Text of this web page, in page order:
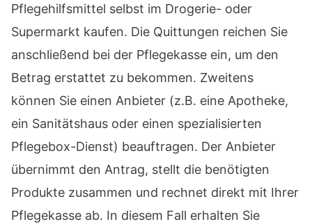
Pflegehilfsmittel selbst im Drogerie- oder
Supermarkt kaufen. Die Quittungen reichen Sie
anschließend bei der Pflegekasse ein, um den
Betrag erstattet zu bekommen. Zweitens
können Sie einen Anbieter (z.B. eine Apotheke,
ein Sanitätshaus oder einen spezialisierten
Pflegebox-Dienst) beauftragen. Der Anbieter
übernimmt den Antrag, stellt die benötigten
Produkte zusammen und rechnet direkt mit Ihrer
Pflegekasse ab. In diesem Fall erhalten Sie